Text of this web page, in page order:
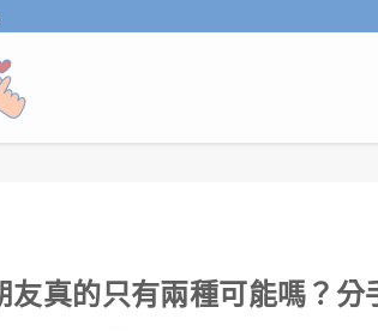
友真的只有兩種可能嗎？分